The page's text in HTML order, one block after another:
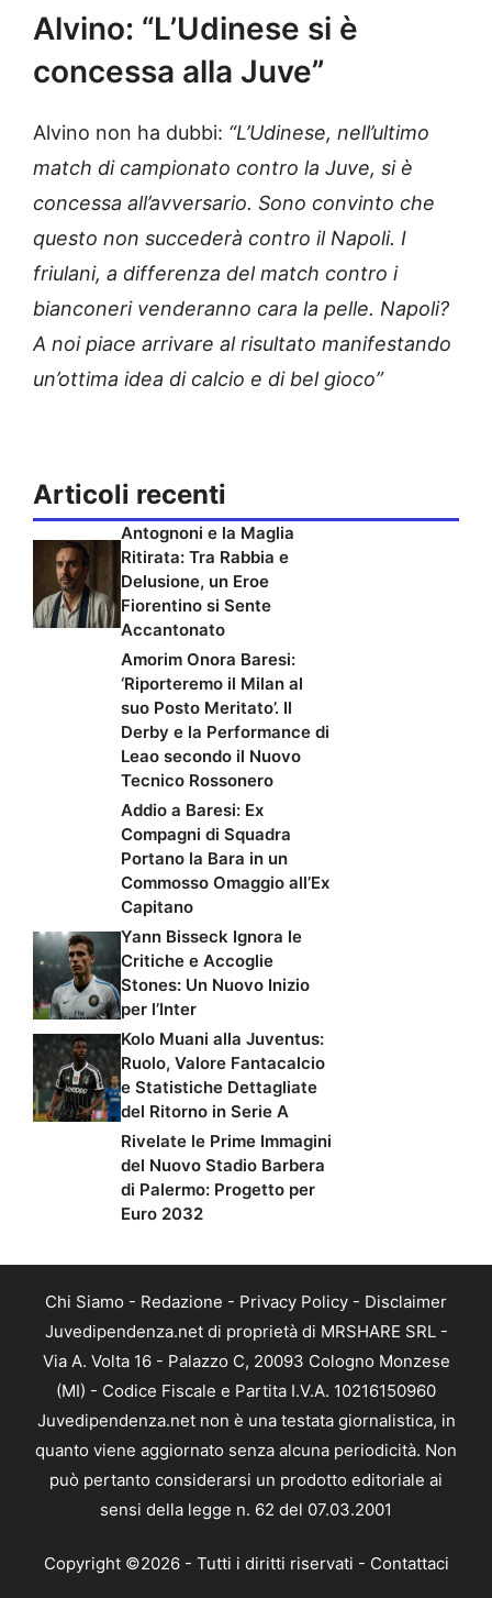
Alvino: “L’Udinese si è
concessa alla Juve”
Alvino non ha dubbi: “L’Udinese, nell’ultimo
match di campionato contro la Juve, si è
concessa all’avversario. Sono convinto che
questo non succederà contro il Napoli. I
friulani, a differenza del match contro i
bianconeri venderanno cara la pelle. Napoli?
A noi piace arrivare al risultato manifestando
un’ottima idea di calcio e di bel gioco”
Articoli recenti
Antognoni e la Maglia
Ritirata: Tra Rabbia e
Delusione, un Eroe
Fiorentino si Sente
Accantonato
Amorim Onora Baresi:
‘Riporteremo il Milan al
suo Posto Meritato’. Il
Derby e la Performance di
Leao secondo il Nuovo
Tecnico Rossonero
Addio a Baresi: Ex
Compagni di Squadra
Portano la Bara in un
Commosso Omaggio all’Ex
Capitano
Yann Bisseck Ignora le
Critiche e Accoglie
Stones: Un Nuovo Inizio
per l’Inter
Kolo Muani alla Juventus:
Ruolo, Valore Fantacalcio
e Statistiche Dettagliate
del Ritorno in Serie A
Rivelate le Prime Immagini
del Nuovo Stadio Barbera
di Palermo: Progetto per
Euro 2032
Chi Siamo - Redazione - Privacy Policy - Disclaimer
Juvedipendenza.net di proprietà di MRSHARE SRL -
Via A. Volta 16 - Palazzo C, 20093 Cologno Monzese
(MI) - Codice Fiscale e Partita I.V.A. 10216150960
Juvedipendenza.net non è una testata giornalistica, in
quanto viene aggiornato senza alcuna periodicità. Non
può pertanto considerarsi un prodotto editoriale ai
sensi della legge n. 62 del 07.03.2001
Copyright ©2026 - Tutti i diritti riservati - Contattaci